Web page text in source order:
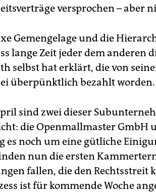
versprochen – aber
Gemengelage und die
lange Zeit jeder dem anderen
selbst hat erklärt, die von
überpünktlich bezahlt worden.
sind zwei dieser
die Openmallmaster GmbH
es noch um eine gütliche
nun die ersten
fallen, die den Rechtsstreit
ist für kommende Woche